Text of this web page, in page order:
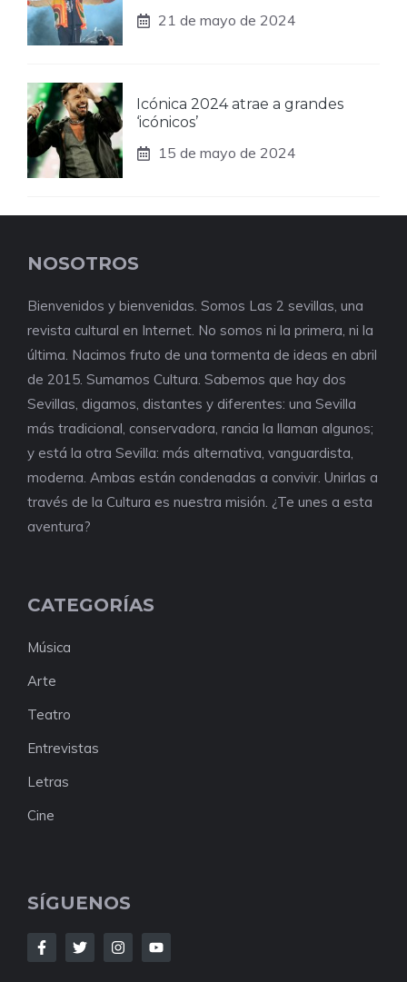
21 de mayo de 2024
Icónica 2024 atrae a grandes
‘icónicos’
15 de mayo de 2024
NOSOTROS
Bienvenidos y bienvenidas. Somos Las 2 sevillas, una
revista cultural en Internet. No somos ni la primera, ni la
última. Nacimos fruto de una tormenta de ideas en abril
de 2015. Sumamos Cultura. Sabemos que hay dos
Sevillas, digamos, distantes y diferentes: una Sevilla
más tradicional, conservadora, rancia la llaman algunos;
y está la otra Sevilla: más alternativa, vanguardista,
moderna. Ambas están condenadas a convivir. Unirlas a
través de la Cultura es nuestra misión. ¿Te unes a esta
aventura?
CATEGORÍAS
Música
Arte
Teatro
Entrevistas
Letras
Cine
SÍGUENOS